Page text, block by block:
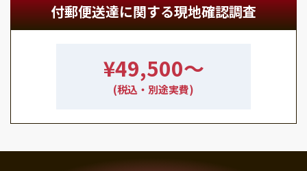
付郵便送達に関する現地確認調査
¥49,500〜
(税込・別途実費)